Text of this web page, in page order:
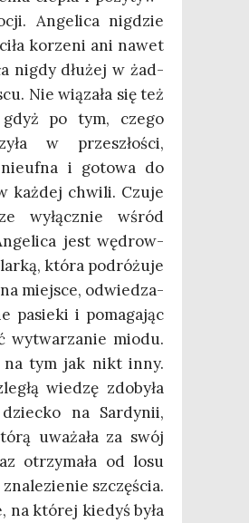
Ange­li­ca nigdzie
korze­ni ani nawet
nigdy dłu­żej w żad­
Nie wią­za­ła się też
po tym, cze­go
w prze­szło­ści,
nie­uf­na i goto­wa do
każ­dej chwi­li. Czu­je
wyłącz­nie wśród
jest wędrow­
któ­ra podró­żu­je
miej­sce, odwie­dza­
pasie­ki i poma­ga­jąc
wytwa­rza­nie mio­du.
na tym jak nikt inny.
wie­dzę zdo­by­ła
na Sar­dy­nii,
uwa­ża­ła za swój
otrzy­ma­ła od losu
zna­le­zie­nie szczę­ścia.
na któ­rej kie­dyś była